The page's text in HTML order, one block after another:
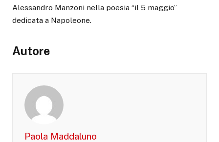
Alessandro Manzoni nella poesia “il 5 maggio”
dedicata a Napoleone.
Autore
Paola Maddaluno